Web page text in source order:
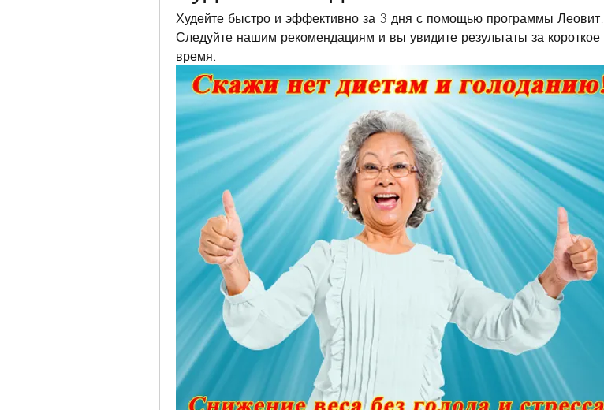
Худейте быстро и эффективно за 3 дня с помощью программы Леовит!
Следуйте нашим рекомендациям и вы увидите результаты за короткое
время.